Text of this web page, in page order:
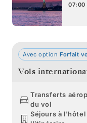
Avec option Forfait
Vols
Transferts
du vol
Séjours à